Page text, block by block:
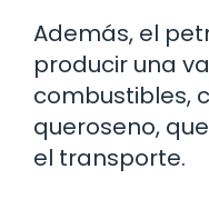
Además, el
producir una
combustibles,
queroseno,
el transporte.